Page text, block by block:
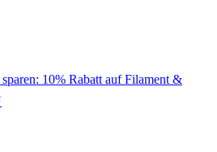
sparen: 10% Rabatt auf Filament &